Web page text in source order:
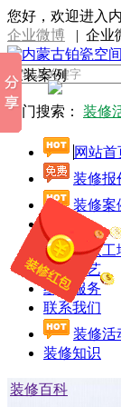
您好，欢迎进入
企业微博 | 企业
家装案例
热门搜索： 装修
网站首
装修报
装修案
开放工
施工工艺
线上服务
联系我们
装修活
装修知识
装修百科